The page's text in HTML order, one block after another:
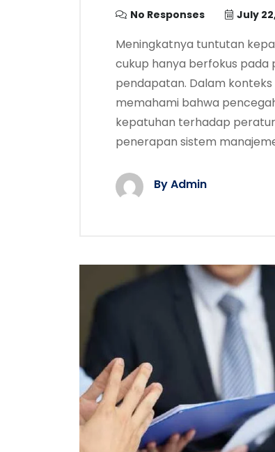
No Responses July
Meningkatnya tuntutan
cukup hanya berfokus
pendapatan. Dalam konteks
memahami bahwa
kepatuhan terhadap
penerapan sistem
By Admin